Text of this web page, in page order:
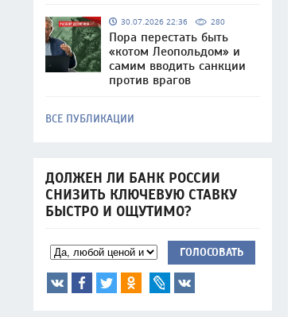
30.07.2026 22:36 280
Пора перестать быть
«котом Леопольдом» и
самим вводить санкции
против врагов
ВСЕ ПУБЛИКАЦИИ
ДОЛЖЕН ЛИ БАНК РОССИИ
СНИЗИТЬ КЛЮЧЕВУЮ СТАВКУ
БЫСТРО И ОЩУТИМО?
ГОЛОСОВАТЬ